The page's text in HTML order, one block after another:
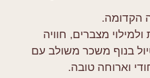
הקדומה.
מצברים, חוויה
בנוף משכר משולב עם
וארוחה טובה.